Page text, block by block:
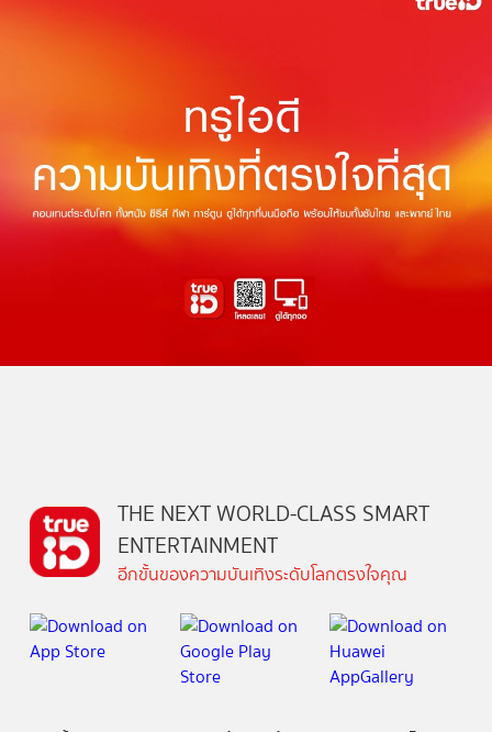
THE NEXT WORLD-CLASS SMART
ENTERTAINMENT
อีกขั้นของความบันเทิงระดับโลกตรงใจคุณ